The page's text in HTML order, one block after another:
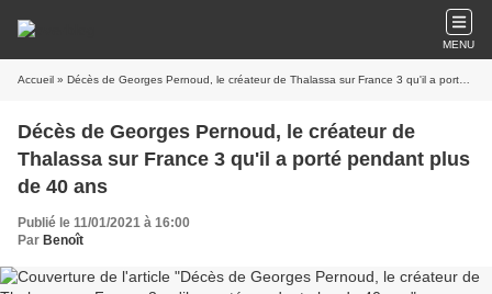
MENU
Accueil » Décès de Georges Pernoud, le créateur de Thalassa sur France 3 qu'il a porté pendant plus de 40 ans
Décès de Georges Pernoud, le créateur de
Thalassa sur France 3 qu'il a porté pendant plus
de 40 ans
Publié le 11/01/2021 à 16:00
Par Benoît